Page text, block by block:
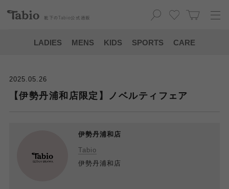
靴下の Tabio 公式通販
LADIES MENS KIDS SPORTS CARE
2025.05.26
【伊勢丹浦和店限定】ノベルティフェア
伊勢丹浦和店
Tabio
伊勢丹浦和店